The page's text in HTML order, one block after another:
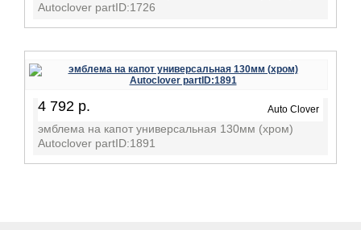
Autoclover partID:1726
4 792 р. Auto Clover
эмблема на капот универсальная 130мм (хром)
Autoclover partID:1891